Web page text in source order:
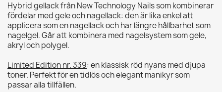
Hybrid gellack från New Technology Nails som kombinerar
fördelar med gele och nagellack: den är lika enkel att
applicera som en nagellack och har längre hållbarhet som
nagelgel. Går att kombinera med nagelsystem som gele,
akryl och polygel.
Limited Edition nr. 339: en klassisk röd nyans med djupa
toner. Perfekt för en tidlös och elegant manikyr som
passar alla tillfällen.